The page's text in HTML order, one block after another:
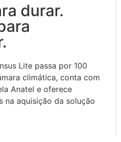
durar.
Lite passa por 100
climática, conta com
Anatel e oferece
na aquisição da solução